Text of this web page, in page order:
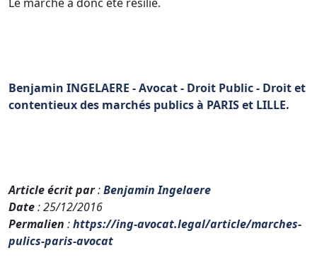
Benjamin INGELAERE - Avocat - Droit Public - Droit et
contentieux des marchés publics à PARIS et LILLE.
Article écrit par:Benjamin Ingelaere
Date: 25/12/2016
Permalien :https://ing-avocat.legal/article/marches-
pulics-paris-avocat